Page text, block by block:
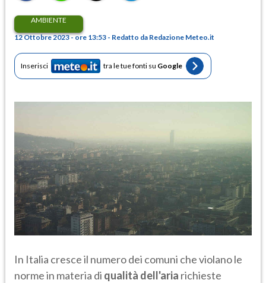
AMBIENTE
12 Ottobre 2023 - ore 13:53 - Redatto da Redazione Meteo.it
Inserisci tra le tue fonti su Google
In Italia cresce il numero dei comuni che violano le
norme in materia di qualità dell'aria richieste